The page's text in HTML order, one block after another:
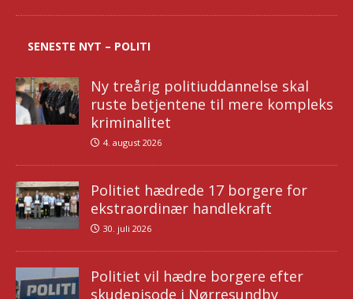
SENESTE NYT – POLITI
Ny treårig politiuddannelse skal
ruste betjentene til mere kompleks
kriminalitet
4. august 2026
Politiet hædrede 17 borgere for
ekstraordinær handlekraft
30. juli 2026
Politiet vil hædre borgere efter
skudepisode i Nørresundby